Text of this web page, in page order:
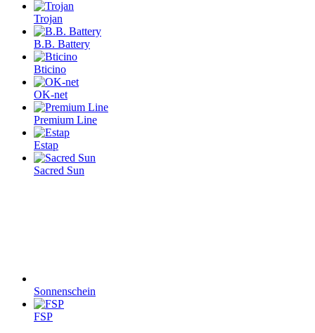
Trojan
B.B. Battery
Bticino
OK-net
Premium Line
Estap
Sacred Sun
Sonnenschein
FSP